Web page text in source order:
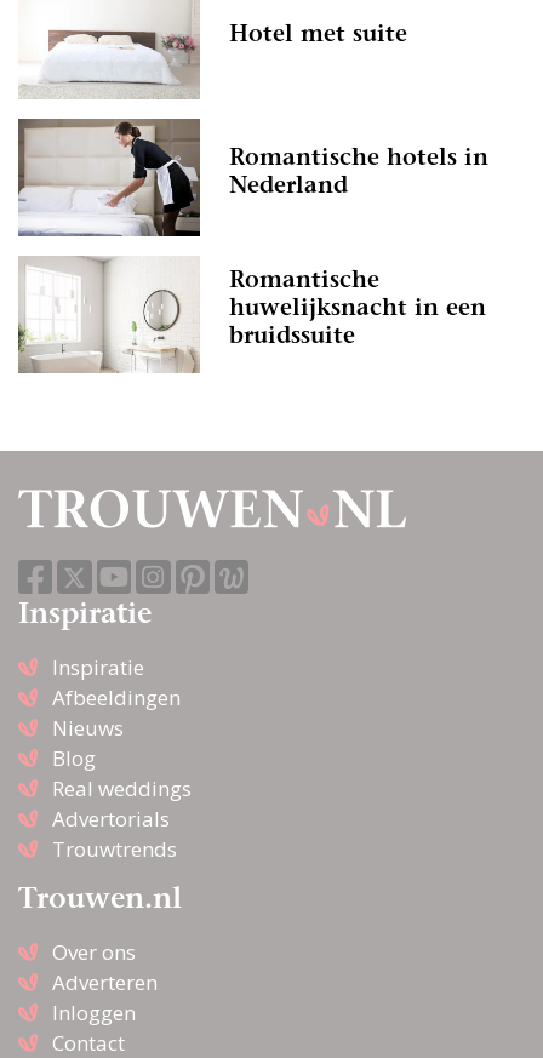
Hotel met suite
Romantische hotels in
Nederland
Romantische
huwelijksnacht in een
bruidssuite
Inspiratie
Inspiratie
Afbeeldingen
Nieuws
Blog
Real weddings
Advertorials
Trouwtrends
Trouwen.nl
Over ons
Adverteren
Inloggen
Contact